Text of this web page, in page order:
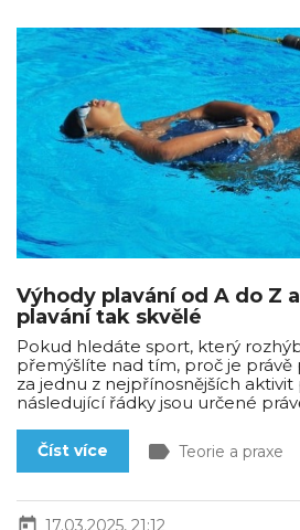
Výhody plavání od A do Z
plavání tak skvělé
Pokud hledáte sport, který
přemýšlíte nad tím, proč je právě
za jednu z nejpřínosnějších
následující řádky jsou určené
Číst více label Teorie a praxe
17.03.2025, 21:12